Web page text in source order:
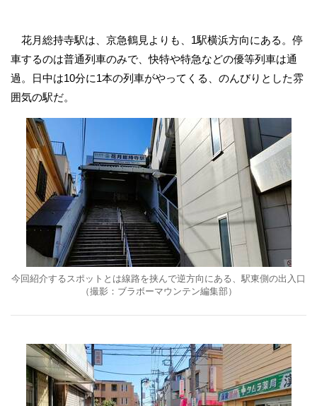
花月総持寺駅は、京急鶴見よりも、1駅横浜方向にある。停
車するのは普通列車のみで、快特や特急などの優等列車は通
過。日中は10分に1本の列車がやってくる、のんびりとした雰
囲気の駅だ。
今回紹介するスポットとは線路を挟んで逆方向にある、駅東側の出入口
（撮影：ブラボーマウンテン編集部）